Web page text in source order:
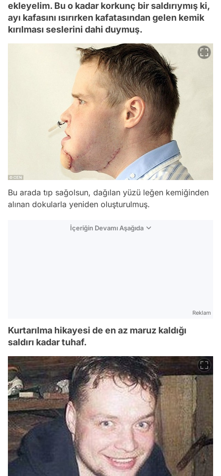
ekleyelim. Bu o kadar korkunç bir saldırıymış ki,
ayı kafasını ısırırken kafatasından gelen kemik
kırılması seslerini dahi duymuş.
Bu arada tıp sağolsun, dağılan yüzü leğen kemiğinden
alınan dokularla yeniden oluşturulmuş.
İçeriğin Devamı Aşağıda
Reklam
Kurtarılma hikayesi de en az maruz kaldığı
saldırı kadar tuhaf.